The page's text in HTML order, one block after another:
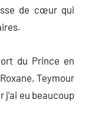
de cœur qui
du Prince en
Teymour
eu beaucoup